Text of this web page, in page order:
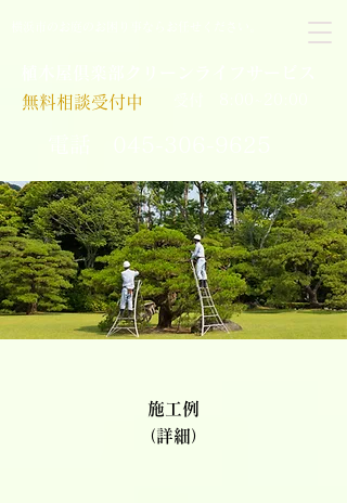
無料相談受付中
施工例
（詳細）